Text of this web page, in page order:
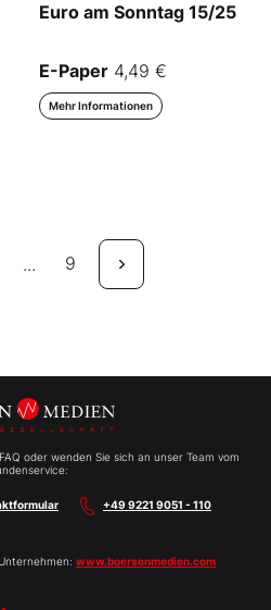
Euro am Sonntag 15/25
E-Paper 4,49 €
Mehr Informationen
... 9
oder wenden Sie sich an unser Team vom
+49 9221 9051 - 110
www.boersenmedien.com